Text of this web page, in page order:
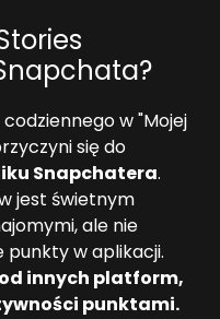
w "Mojej
się do
Snapchatera.
jest świetnym
ale nie
punkty w aplikacji.
innych platform,
punktami.